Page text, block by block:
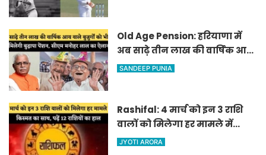
Old Age Pension: हरियाणा में
अब साढ़े तीन लाख की वार्षिक आय
वाले बुजुर्गों को भी मिलेगी बुढ़ापा
SANDEEP PUNIA
Rashifal: 4 मार्च को इन 3 राशि
वालों को मिलेगा हर मामले में
किस्मत का साथ, पढ़ें 12 राशियों का
JYOTI ARORA